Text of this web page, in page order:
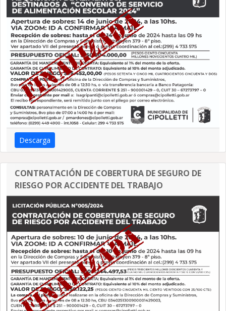
Descarga
CONTRATACIÓN DE COBERTURA DE SEGURO DE
RIESGO POR ACCIDENTE DEL TRABAJO